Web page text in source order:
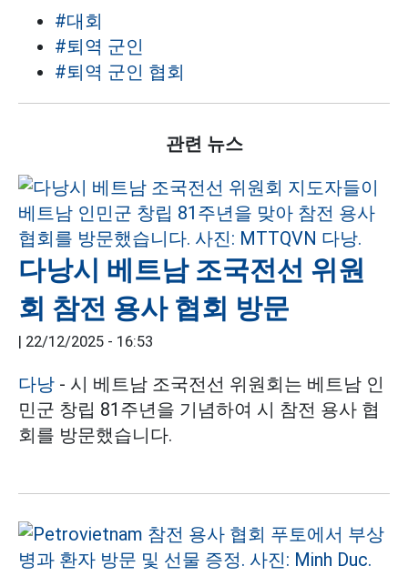
#대회
#퇴역 군인
#퇴역 군인 협회
관련 뉴스
다낭시 베트남 조국전선 위원
회 참전 용사 협회 방문
| 22/12/2025 - 16:53
다낭 - 시 베트남 조국전선 위원회는 베트남 인
민군 창립 81주년을 기념하여 시 참전 용사 협
회를 방문했습니다.